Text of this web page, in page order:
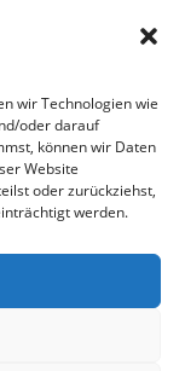
wir Technologien wie
oder darauf
können wir Daten
Website
oder zurückziehst,
werden.
und